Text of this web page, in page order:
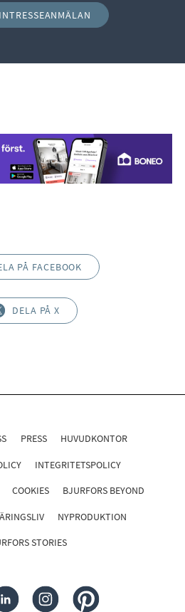
PÅ FACEBOOK
DELA PÅ X
PRESS HUVUDKONTOR
INTEGRITETSPOLICY
COOKIES BJURFORS BEYOND
NYPRODUKTION
STORIES